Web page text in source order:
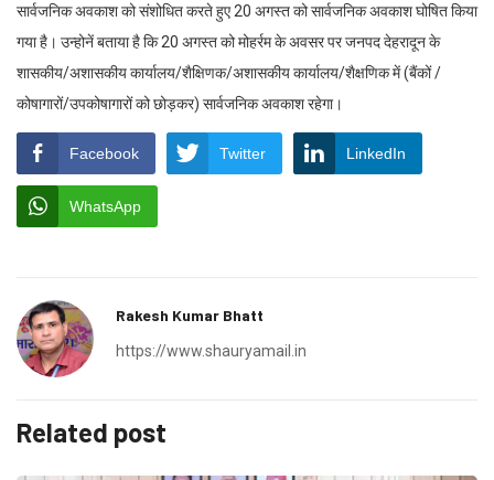
सार्वजनिक अवकाश को संशोधित करते हुए 20 अगस्त को सार्वजनिक अवकाश घोषित किया
गया है। उन्होनें बताया है कि 20 अगस्त को मोहर्रम के अवसर पर जनपद देहरादून के
शासकीय/अशासकीय कार्यालय/शैक्षिणक/अशासकीय कार्यालय/शैक्षणिक में (बैंकों /
कोषागारों/उपकोषागारों को छोड़कर) सार्वजनिक अवकाश रहेगा।
Facebook Twitter LinkedIn
WhatsApp
Rakesh Kumar Bhatt
https://www.shauryamail.in
Related post